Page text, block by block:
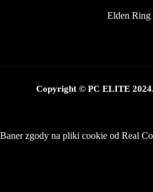
Elden Ring
Copyright © PC ELITE
Baner zgody na pliki cookie od Real